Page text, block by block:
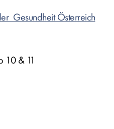
Gesundheit Österreich
10 & 11